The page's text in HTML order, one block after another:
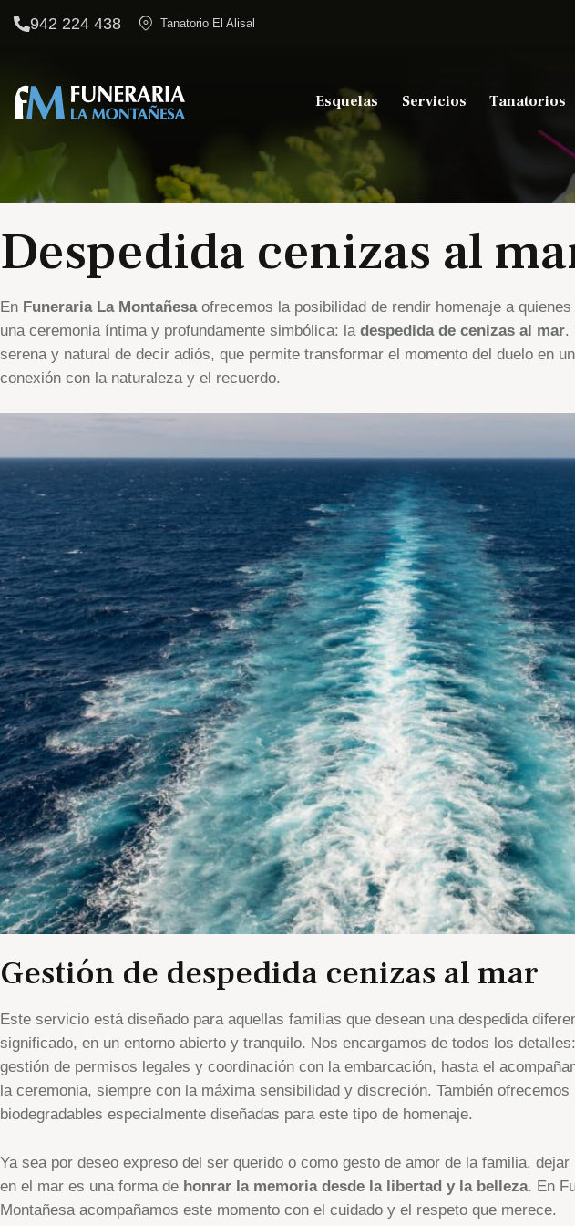
942 224 438 Tanatorio El Alisal
Esquelas Servicios Tanatorios
Despedida cenizas al
En Funeraria La Montañesaofrecemos la posibilidad de rendir homenaje a
una ceremonia íntima y profundamente simbólica: la despedida de cenizas al mar.
serena y natural de decir adiós, que permite transformar el momento del duelo en
conexión con la naturaleza y el recuerdo.
Gestión de despedida cenizas al mar
Este servicio está diseñado para aquellas familias que desean una despedida
significado, en un entorno abierto y tranquilo. Nos encargamos de todos los
gestión de permisos legales y coordinación con la embarcación, hasta el
la ceremonia, siempre con la máxima sensibilidad y discreción. También ofrecemos
biodegradables especialmente diseñadas para este tipo de homenaje.
Ya sea por deseo expreso del ser querido o como gesto de amor de la familia,
en el mar es una forma de honrar la memoria desde la libertad y la belleza. En
Montañesa acompañamos este momento con el cuidado y el respeto que merece.